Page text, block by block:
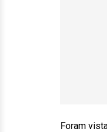
Foram